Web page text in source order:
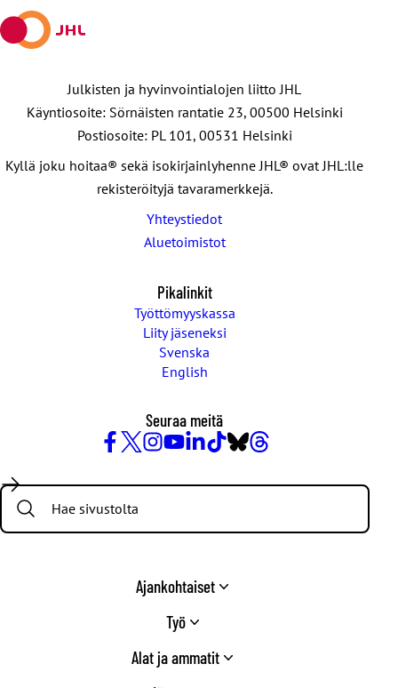
Julkisten ja hyvinvointialojen liitto JHL
Käyntiosoite: Sörnäisten rantatie 23, 00500 Helsinki
Postiosoite: PL 101, 00531 Helsinki
Kyllä joku hoitaa® sekä isokirjainlyhenne JHL® ovat JHL:lle
rekisteröityjä tavaramerkkejä.
Yhteystiedot
Aluetoimistot
Pikalinkit
Työttömyyskassa
Liity jäseneksi
Svenska
English
Seuraa meitä
/
Twitter
Search:
Ajankohtaiset
Työ
Alat ja ammatit